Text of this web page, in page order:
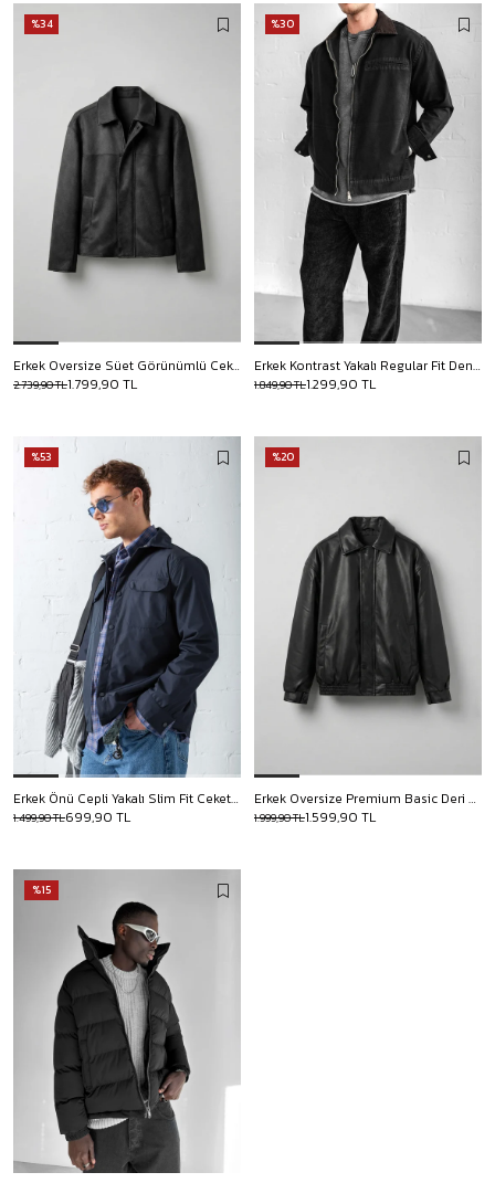
%34
Erkek Oversize Süet Görünümlü Ceket Siyah
1.799,90 TL
2.739,90 TL
%30
Erkek Kontrast Yakalı Regular Fit Denim Ceket Siyah
1.299,90 TL
1.849,90 TL
%53
Erkek Önü Cepli Yakalı Slim Fit Ceket Lacivert
699,90 TL
1.499,90 TL
%20
Erkek Oversize Premium Basic Deri Ceket Siyah
1.599,90 TL
1.999,90 TL
%15